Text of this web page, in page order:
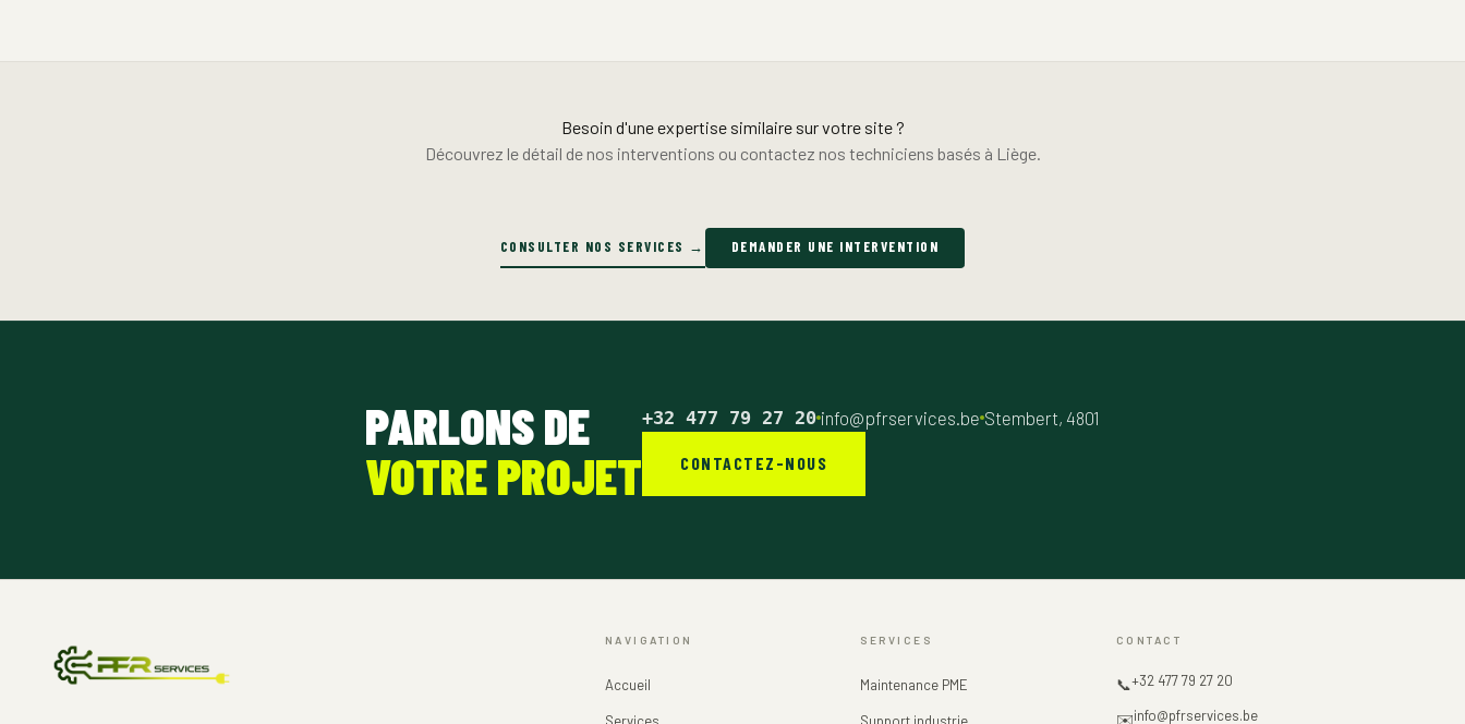
Besoin d'une expertise similaire sur votre site ?
Découvrez le détail de nos interventions ou contactez nos techniciens basés à Liège.
CONSULTER NOS SERVICES → DEMANDER UNE INTERVENTION
PARLONS DE
VOTRE PROJET
+32 477 79 27 20 info@pfrservices.be Stembert, 4801
CONTACTEZ-NOUS
NAVIGATION
Accueil
Services
SERVICES
Maintenance PME
Support industrie
CONTACT
📞+32 477 79 27 20
✉️info@pfrservices.be